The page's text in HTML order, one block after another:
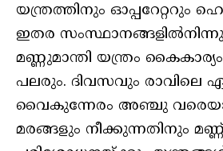
യന്ത്രത്തിനും ഓപ്പറേറ്ററും
ഇതര
മണ്ണുമാന്തി യന്ത്രം
പലരും. ദിവസവും രാവിലെ
വൈകുന്നേരം അഞ്ചു
മരങ്ങളും നീക്കുന്നതിനും